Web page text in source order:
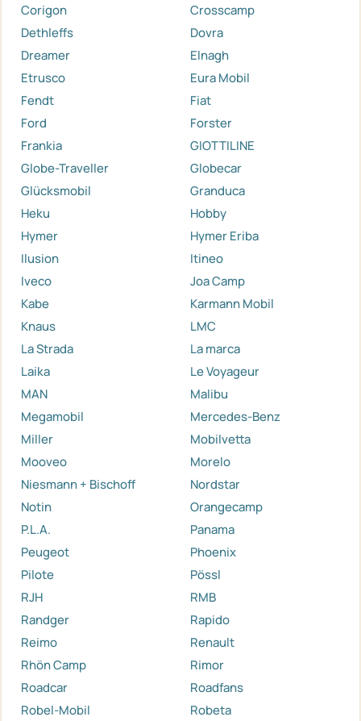
Corigon
Crosscamp
Dethleffs
Dovra
Dreamer
Elnagh
Etrusco
Eura Mobil
Fendt
Fiat
Ford
Forster
Frankia
GIOTTILINE
Globe-Traveller
Globecar
Glücksmobil
Granduca
Heku
Hobby
Hymer
Hymer Eriba
Ilusion
Itineo
Iveco
Joa Camp
Kabe
Karmann Mobil
Knaus
LMC
La Strada
La marca
Laika
Le Voyageur
MAN
Malibu
Megamobil
Mercedes-Benz
Miller
Mobilvetta
Mooveo
Morelo
Niesmann + Bischoff
Nordstar
Notin
Orangecamp
P.L.A.
Panama
Peugeot
Phoenix
Pilote
Pössl
RJH
RMB
Randger
Rapido
Reimo
Renault
Rhön Camp
Rimor
Roadcar
Roadfans
Robel-Mobil
Robeta